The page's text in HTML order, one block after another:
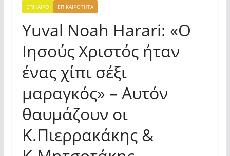
ΕΠΙΚΑΙΡΟ ΕΠΙΚΑΙΡΟΤΗΤΑ
Yuval Noah Harari: «Ο
Ιησούς Χριστός ήταν
ένας χίπι σέξι
μαραγκός» – Αυτόν
θαυμάζουν οι
Κ.Πιερρακάκης &